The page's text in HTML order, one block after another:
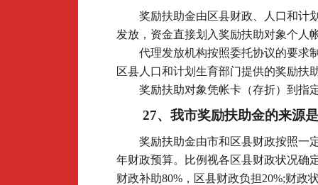
奖励扶助金由区县财政、人口和计
发放，资金直接划入奖励扶助对象个人
代理发放机构按照委托协议的要求
区县人口和计划生育部门提供的奖励扶
奖励扶助对象凭帐卡（存折）到指
27、我市奖励扶助金的来源
奖励扶助金由市和区县财政按照一
年财政预算。比例视各区县财政状况确
财政补助80%，区县财政负担20%;财政